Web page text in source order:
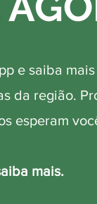
e saiba
da região.
esperam
mais.